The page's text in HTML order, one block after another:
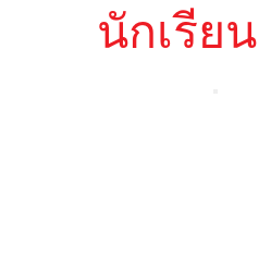
นักเรียน